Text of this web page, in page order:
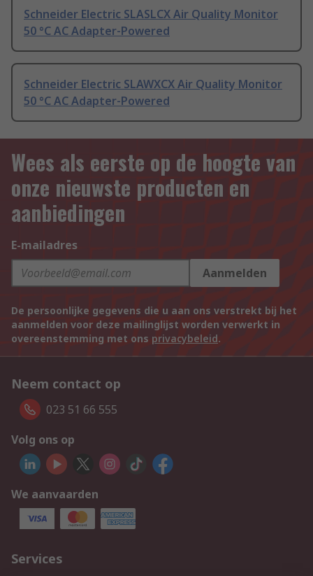
Schneider Electric SLASLCX Air Quality Monitor
50 °C AC Adapter-Powered
Schneider Electric SLAWXCX Air Quality Monitor
50 °C AC Adapter-Powered
Wees als eerste op de hoogte van
onze nieuwste producten en
aanbiedingen
E-mailadres
Aanmelden
De persoonlijke gegevens die u aan ons verstrekt bij het
aanmelden voor deze mailinglijst worden verwerkt in
overeenstemming met ons privacybeleid.
Neem contact op
023 51 66 555
Volg ons op
We aanvaarden
Services